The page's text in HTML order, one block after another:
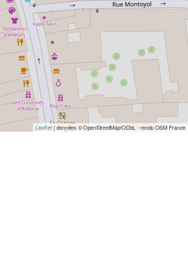
Leaflet| données © OpenStreetMap/ODbL - rendu OSM France